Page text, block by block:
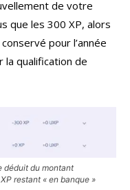
de votre
que les 300 XP, alors
pour l’année
la qualification de
déduit du montant
restant « en banque »